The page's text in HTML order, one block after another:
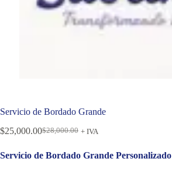
Servicio de Bordado Grande
$28,000.00
$25,000.00 + IVA
Servicio de Bordado Grande Personalizado